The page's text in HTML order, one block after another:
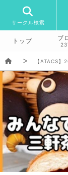
サークル検索
トップ ブ
【ATACS